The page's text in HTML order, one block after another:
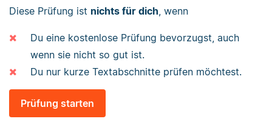
Diese Prüfung ist nichts für dich, wenn
Du eine kostenlose Prüfung bevorzugst, auch
wenn sie nicht so gut ist.
Du nur kurze Textabschnitte prüfen möchtest.
Prüfung starten